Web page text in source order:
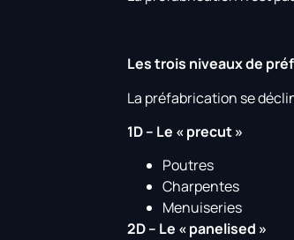
Les trois niveaux de
La préfabrication se
1D – Le « precut »
Poutres
Charpentes
Menuiseries
2D – Le « panelised »